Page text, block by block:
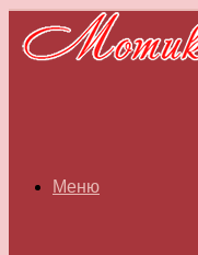
Меню